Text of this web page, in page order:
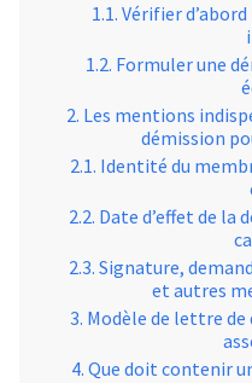
Vérifier
Formuler une
Les mentions
démission
Identité du
Date d’effet de la
Signature,
et autres
Modèle de lettre
Que doit contenir